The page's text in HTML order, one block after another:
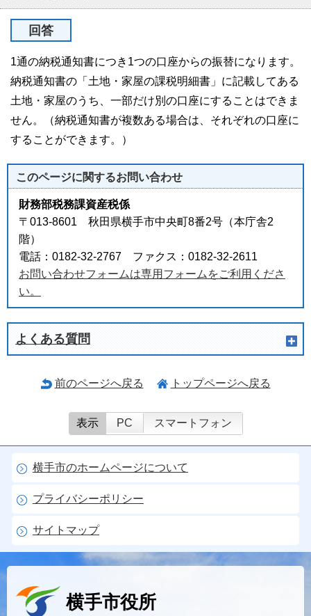
回答
1通の納税通知書につき1つの口座からの振替になります。
納税通知書の「土地・家屋の課税明細書」に記載してある
土地・家屋のうち、一部だけ別の口座にすることはできま
せん。（納税通知書が複数ある場合は、それぞれの口座に
することができます。）
このページに関するお問い合わせ
財務部税務課資産税係
〒013-8601 秋田県横手市中央町8番2号（本庁舎2
階）
電話：0182-32-2767 ファクス：0182-32-2611
お問い合わせフォームは専用フォームをご利用くださ
い。
よくある質問
前のページへ戻る トップページへ戻る
表示 PC スマートフォン
横手市のホームページについて
プライバシーポリシー
サイトマップ
横手市役所